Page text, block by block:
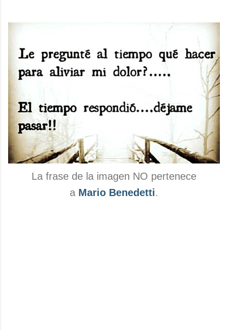
La frase de la imagen NO pertenece
a Mario Benedetti.